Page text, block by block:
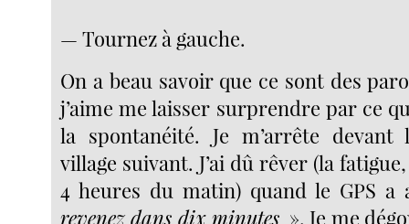
— Tournez à gauche.
On a beau savoir que ce sont des
j’aime me laisser surprendre par ce
la spontanéité. Je m’arrête
village suivant. J’ai dû rêver (la
4 heures du matin) quand le GPS
revenez dans dix minutes ». Je me